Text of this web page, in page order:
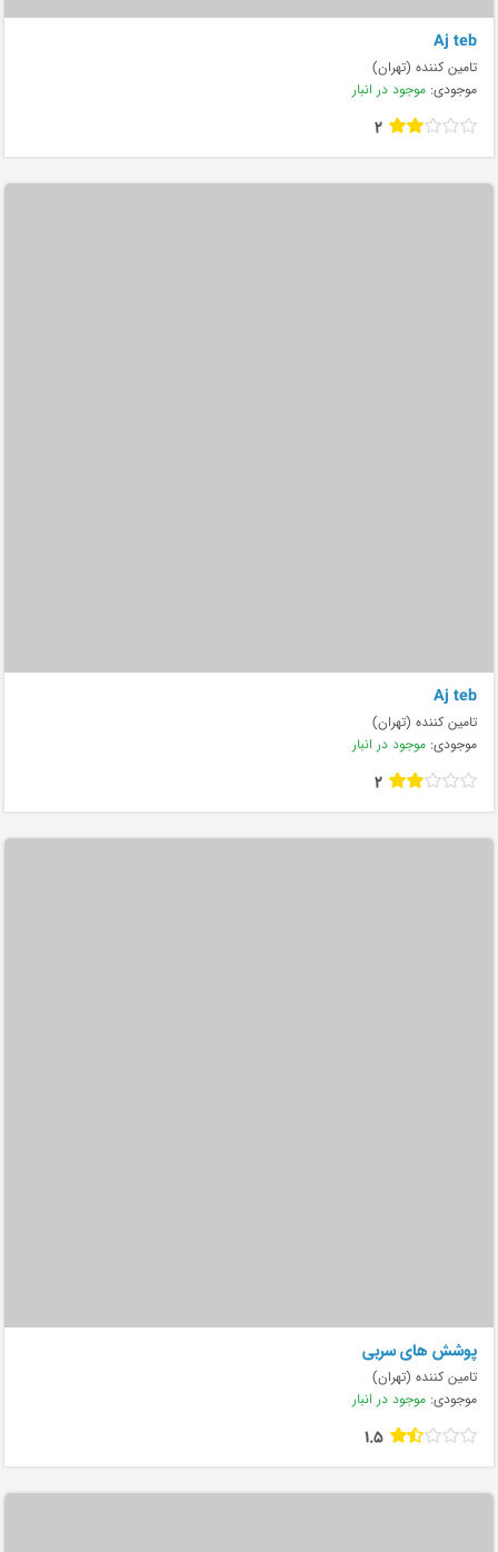
Aj teb
تامین کننده (تهران)
موجودی: موجود در انبار
2
Aj teb
تامین کننده (تهران)
موجودی: موجود در انبار
2
پوشش های سربی
تامین کننده (تهران)
موجودی: موجود در انبار
1.5